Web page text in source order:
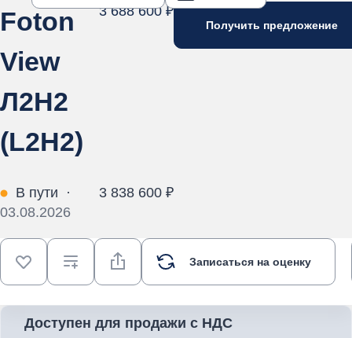
Foton
View
Л2Н2
(L2H2)
3 688 600 ₽
В пути ·
03.08.2026
3 838 600 ₽
Получить предложение
Записаться на оценку
Доступен для продажи с НДС